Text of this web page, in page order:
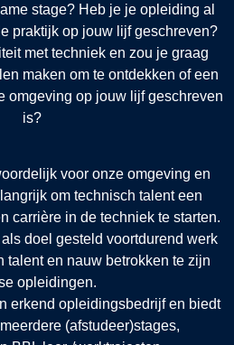
stage? Heb je je opleiding al
praktijk op jouw lijf geschreven?
met techniek en zou je graag
maken om te ontdekken of een
omgeving op jouw lijf geschreven
is?
voor onze omgeving en
om technisch talent een
carrière in de techniek te starten.
doel gesteld voortdurend werk
talent en nauw betrokken te zijn
opleidingen.
erkend opleidingsbedrijf en biedt
(afstudeer)stages,